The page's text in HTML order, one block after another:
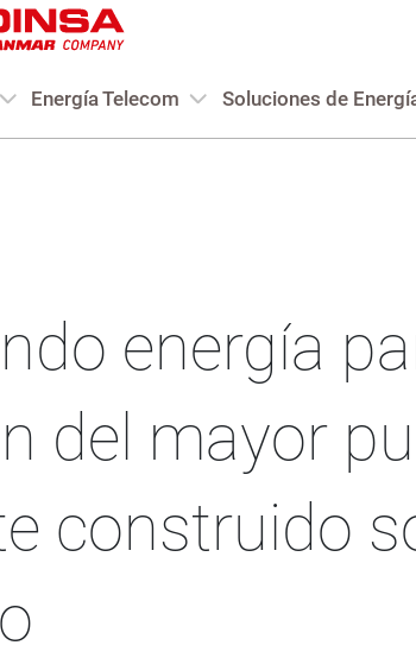
Energía Telecom Soluciones de
energía
del mayor
construido